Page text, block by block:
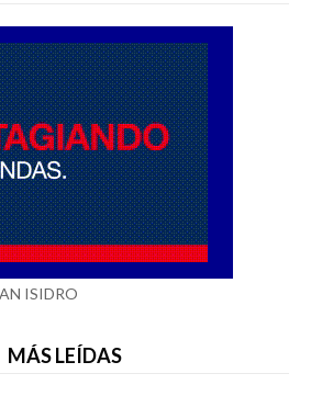
ISIDRO
MÁS LEÍDAS